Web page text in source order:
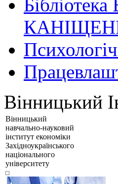
Вінницький
Вінницький
навчально-науковий
інститут економіки
Західноукраїнського
національного
університету